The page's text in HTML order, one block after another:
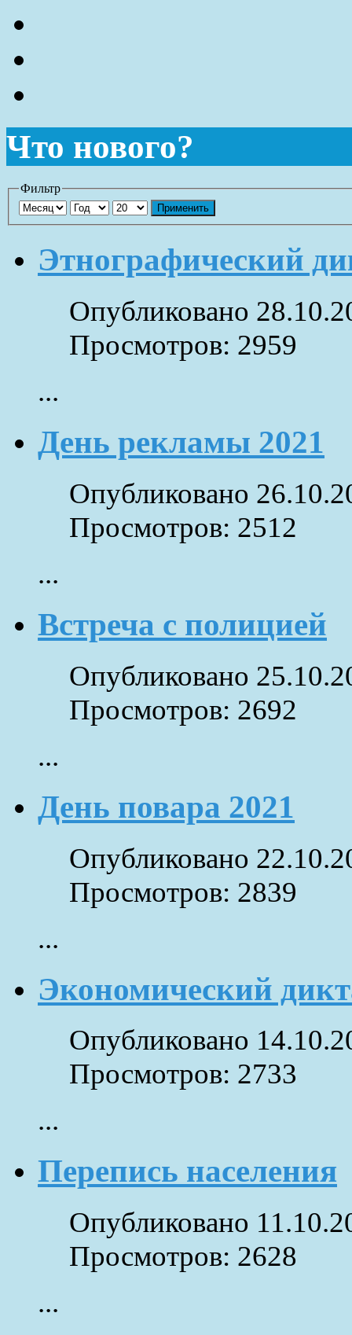
Что нового?
Фильтр
Применить
Этнографический
Опубликовано
Просмотров: 2959
...
День рекламы 2021
Опубликовано
Просмотров: 2512
...
Встреча с полицией
Опубликовано
Просмотров: 2692
...
День повара 2021
Опубликовано
Просмотров: 2839
...
Экономический
Опубликовано
Просмотров: 2733
...
Перепись населения
Опубликовано
Просмотров: 2628
...